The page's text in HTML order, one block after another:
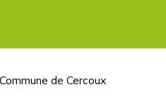
Commune de Cercoux